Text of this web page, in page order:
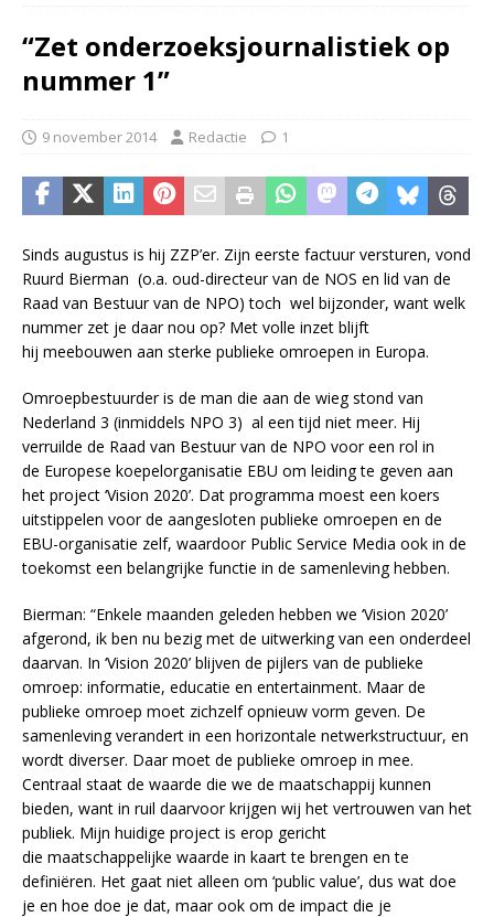
“Zet onderzoeksjournalistiek op
nummer 1”
9 november 2014 Redactie 1
Sinds augustus is hij ZZP’er. Zijn eerste factuur versturen, vond
Ruurd Bierman (o.a. oud-directeur van de NOS en lid van de
Raad van Bestuur van de NPO) toch wel bijzonder, want welk
nummer zet je daar nou op? Met volle inzet blijft
hij meebouwen aan sterke publieke omroepen in Europa.
Omroepbestuurder is de man die aan de wieg stond van
Nederland 3 (inmiddels NPO 3) al een tijd niet meer. Hij
verruilde de Raad van Bestuur van de NPO voor een rol in
de Europese koepelorganisatie EBU om leiding te geven aan
het project ‘Vision 2020’. Dat programma moest een koers
uitstippelen voor de aangesloten publieke omroepen en de
EBU-organisatie zelf, waardoor Public Service Media ook in de
toekomst een belangrijke functie in de samenleving hebben.
Bierman: “Enkele maanden geleden hebben we ‘Vision 2020’
afgerond, ik ben nu bezig met de uitwerking van een onderdeel
daarvan. In ‘Vision 2020’ blijven de pijlers van de publieke
omroep: informatie, educatie en entertainment. Maar de
publieke omroep moet zichzelf opnieuw vorm geven. De
samenleving verandert in een horizontale netwerkstructuur, en
wordt diverser. Daar moet de publieke omroep in mee.
Centraal staat de waarde die we de maatschappij kunnen
bieden, want in ruil daarvoor krijgen wij het vertrouwen van het
publiek. Mijn huidige project is erop gericht
die maatschappelijke waarde in kaart te brengen en te
definiëren. Het gaat niet alleen om ‘public value’, dus wat doe
je en hoe doe je dat, maar ook om de impact die je